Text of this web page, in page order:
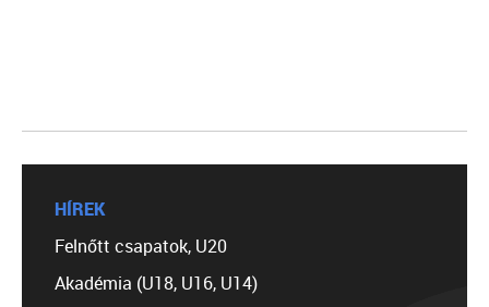
HÍREK
Felnőtt csapatok, U20
Akadémia (U18, U16, U14)